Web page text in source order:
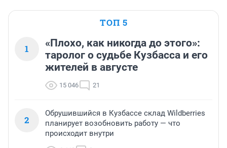
ТОП 5
1
«Плохо, как никогда до этого»:
таролог о судьбе Кузбасса и его
жителей в августе
15 046 21
2
Обрушившийся в Кузбассе склад Wildberries
планирует возобновить работу — что
происходит внутри